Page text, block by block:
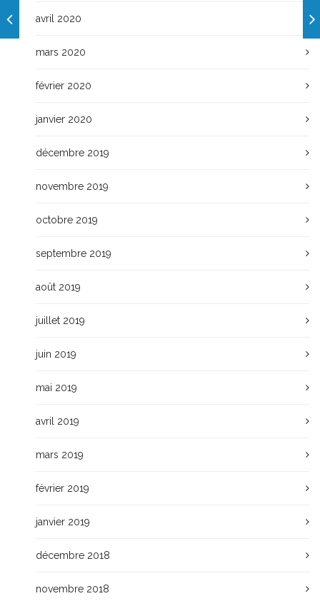
avril 2020
mars 2020
février 2020
janvier 2020
décembre 2019
novembre 2019
octobre 2019
septembre 2019
août 2019
juillet 2019
juin 2019
mai 2019
avril 2019
mars 2019
février 2019
janvier 2019
décembre 2018
novembre 2018